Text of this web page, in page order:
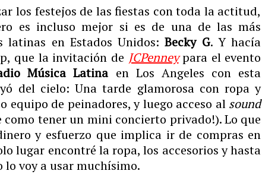
los festejos de las fiestas con toda la actitud,
es incluso mejor si es de una de las más
latinas en Estados Unidos:Becky G. Y hacía
que la invitación de JCPenneypara el evento
Música Latina en Los Angeles con esta
del cielo: Una tarde glamorosa con ropa y
equipo de peinadores, y luego acceso al sound
tener un mini concierto privado!). Lo que
y esfuerzo que implica ir de compras en
lugar encontré la ropa, los accesorios y hasta
voy a usar muchísimo.